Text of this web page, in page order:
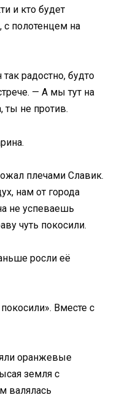
и кто будет
с полотенцем на
радостно, будто
— А мы тут на
ты не против.
плечами Славик.
нам от города
не успеваешь
чуть покосили.
росли её
Вместе с
оранжевые
земля с
валялась